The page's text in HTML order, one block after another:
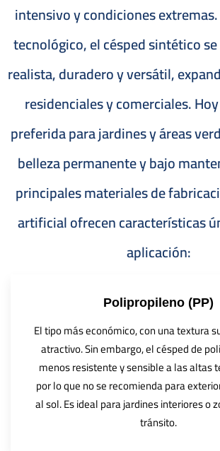
intensivo y condiciones
tecnológico, el césped sintético
realista, duradero y versátil,
residenciales y comerciales.
preferida para jardines y áreas
belleza permanente y bajo
principales materiales de
artificial ofrecen características
aplicación:
Polipropileno (PP)
El tipo más económico, con una textura
atractivo. Sin embargo, el césped de
menos resistente y sensible a las altas
por lo que no se recomienda para
al sol. Es ideal para jardines interiores o
tránsito.